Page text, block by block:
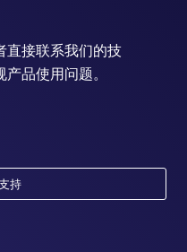
直接联系我们的技
品使用问题。
持